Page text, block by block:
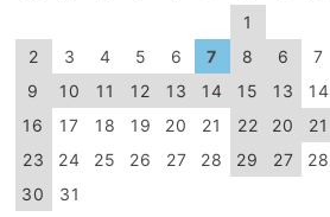
1
2
3 4 5 6 7
8
9
10 11 12 13 14
15
16
17 18 19 20 21
22
23
24 25 26 27 28
29
30
31
6
7
13
14
20
21
27
28